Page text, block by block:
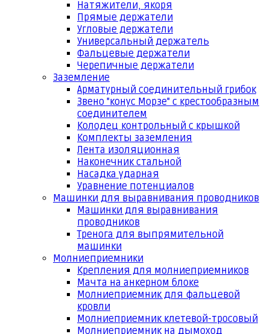
Натяжители, якоря
Прямые держатели
Угловые держатели
Универсальный держатель
Фальцевые держатели
Черепичные держатели
Заземление
Арматурный соединительный грибок
Звено "конус Морзе" с крестообразным
соединителем
Колодец контрольный с крышкой
Комплекты заземления
Лента изоляционная
Наконечник стальной
Насадка ударная
Уравнение потенциалов
Машинки для выравнивания проводников
Машинки для выравнивания
проводников
Тренога для выпрямительной
машинки
Молниеприемники
Крепления для молниеприемников
Мачта на анкерном блоке
Молниеприемник для фальцевой
кровли
Молниеприемник клетевой-тросовый
Молниеприемник на дымоход